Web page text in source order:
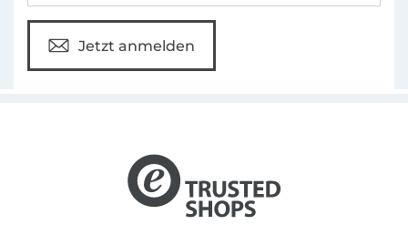
Jetzt anmelden